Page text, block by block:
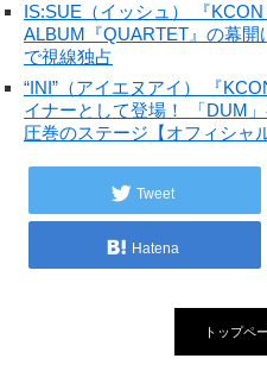
IS:SUE（イッシュ） 『
ALBUM『QUARTET』の幕
で視線独占
“INI”（アイエヌアイ） 『
イナーとして登場！ 「DUM
圧巻のステージ【オフィシャ
Tweet
Hatena
トップペ